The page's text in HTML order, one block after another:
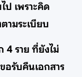
ป เพราะคิด
ามระเบียบ
4 ราย ที่ยังไม่
อรับคืนเอกสาร